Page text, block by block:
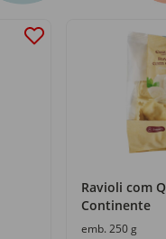
Ravioli com
Continente
emb. 250 g